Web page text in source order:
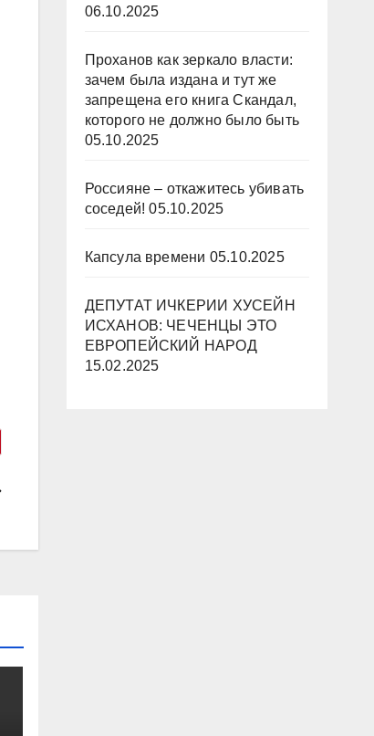
06.10.2025
Проханов как зеркало власти:
зачем была издана и тут же
запрещена его книга Скандал,
которого не должно было быть
05.10.2025
Россияне – откажитесь убивать
соседей! 05.10.2025
Капсула времени 05.10.2025
ДЕПУТАТ ИЧКЕРИИ ХУСЕЙН
ИСХАНОВ: ЧЕЧЕНЦЫ ЭТО
ЕВРОПЕЙСКИЙ НАРОД
15.02.2025